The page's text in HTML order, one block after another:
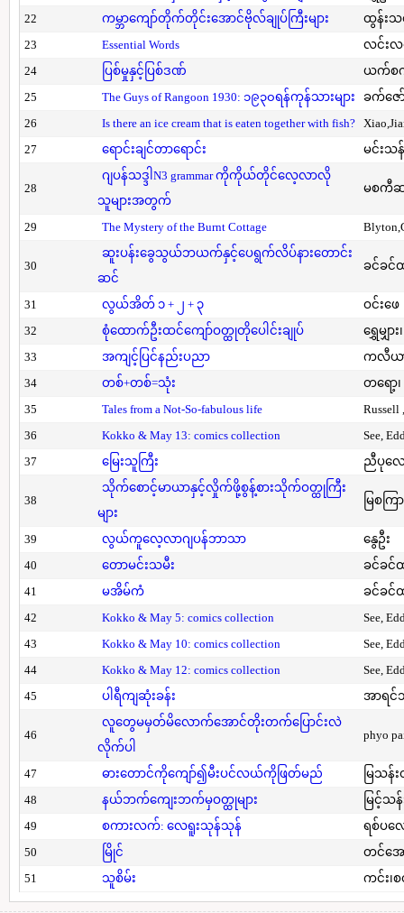
22
ကမ္ဘာကျော်တိုက်တိုင်းအောင်ဗိုလ်ချုပ်ကြီးများ
ထွန်းသ
23
Essential Words
လင်းလ
24
ပြစ်မှုနှင့်ပြစ်ဒဏ်
ယက်စကီ
25
The Guys of Rangoon 1930: ၁၉၃၀ရန်ကုန်သားများ
ခက်ဇေ
26
Is there an ice cream that is eaten together with fish?
27
ရောင်းချင်တာရောင်း မင်းသ
28
ဂျပန်သဒ္ဒါN3 grammar ကိုကိုယ်တိုင်လေ့လာလို
သူများအတွက်
မစကီ
29 The Mystery of the Burnt Cottage
30
ဆူးပန်းခွေသွယ်ဘယက်နှင့်ပေရွက်လိပ်နားတောင်း
ဆင်
ခင်ခင်
31 လွယ်အိတ် ၁ + ၂ + ၃
ဝင်းဖေ
32
စုံထောက်ဦးထင်ကျော်ဝတ္ထုတိုပေါင်းချုပ်
ရွှေမျှား
33
အကျင့်ပြင်နည်းပညာ
ကလီယာ
34
တစ်+တစ်=သုံး
တရော့၊
35
Tales from a Not-So-fabulous life
Russell
36
Kokko & May 13: comics collection
See,
37
မြေးသူကြီး ညီပုလေ
38
သိုက်စောင့်မာယာနှင့်လှိုက်ဖို့စွန့်စားသိုက်ဝတ္ထုကြီး
များ
မြစကြာ
39 လွယ်ကူလေ့လာဂျပန်ဘာသာ
နွေဦး
40
တောမင်းသမီး
ခင်ခင်
41
မအိမ်ကံ
ခင်ခင်
42
Kokko & May 5: comics collection
See,
43
Kokko & May 10: comics collection
See,
44
Kokko & May 12: comics collection
See,
45
ပါရီကျဆုံးခန်း အာရင်
46
လူတွေမမှတ်မိလောက်အောင်တိုးတက်ပြောင်းလဲ
လိုက်ပါ
phyo
47 ဓားတောင်ကိုကျော်၍မီးပင်လယ်ကိုဖြတ်မည်
မြသန်
48
နယ်ဘက်ကျေးဘက်မှဝတ္ထုများ
မြင့်သန်
49
စကားလက်: လေရူးသုန်သုန်
ရစ်ပလ
50
မြိုင်
တင်အေ
51
သူစိမ်း ကင်း၊